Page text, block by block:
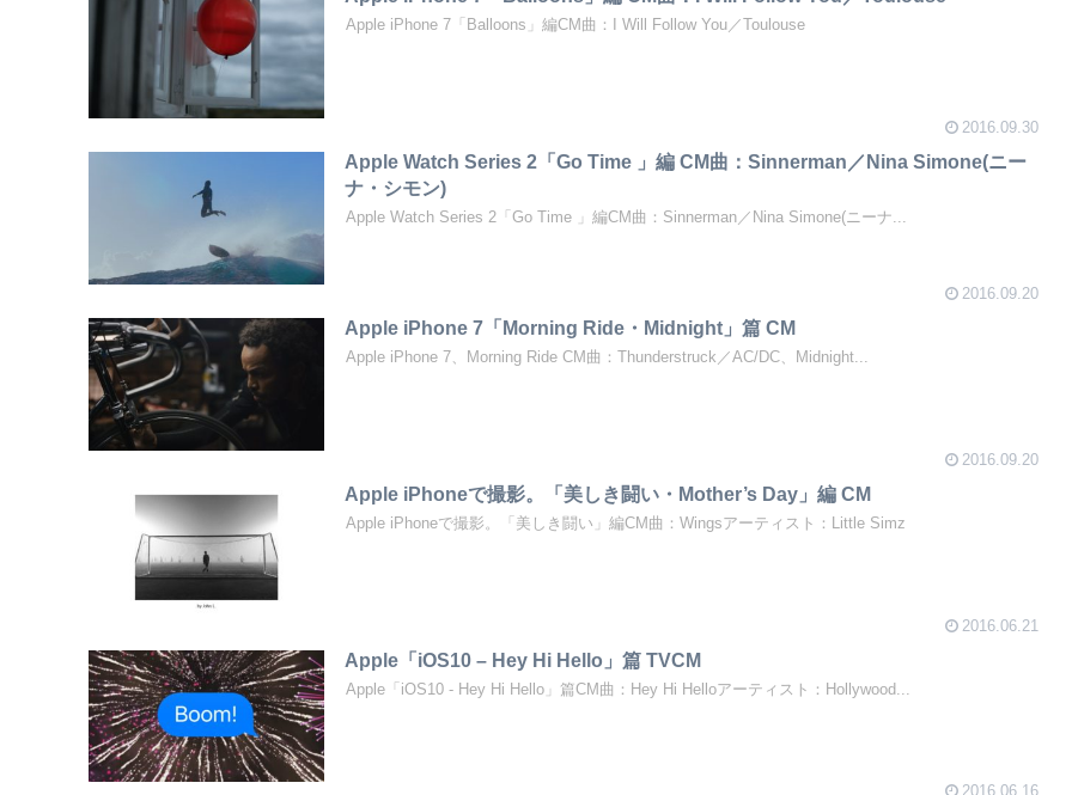
Apple iPhone 7「Balloons」編CM曲：I Will Follow You／Toulouse
2016.09.30
Apple Watch Series 2「Go Time 」編 CM曲：Sinnerman／Nina Simone(ニー
ナ・シモン)
Apple Watch Series 2「Go Time 」編CM曲：Sinnerman／Nina Simone(ニーナ...
2016.09.20
Apple iPhone 7「Morning Ride・Midnight」篇 CM
Apple iPhone 7、Morning Ride CM曲：Thunderstruck／AC/DC、Midnight...
2016.09.20
Apple iPhoneで撮影。「美しき闘い・Mother’s Day」編 CM
Apple iPhoneで撮影。「美しき闘い」編CM曲：Wingsアーティスト：Little Simz
2016.06.21
Apple「iOS10 – Hey Hi Hello」篇 TVCM
Apple「iOS10 - Hey Hi Hello」篇CM曲：Hey Hi Helloアーティスト：Hollywood...